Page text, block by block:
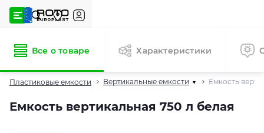
Пластиковые емкости Вертикальные емкости ▾ Емкость
Емкость вертикальная 750 л белая
Все о товаре Характеристики